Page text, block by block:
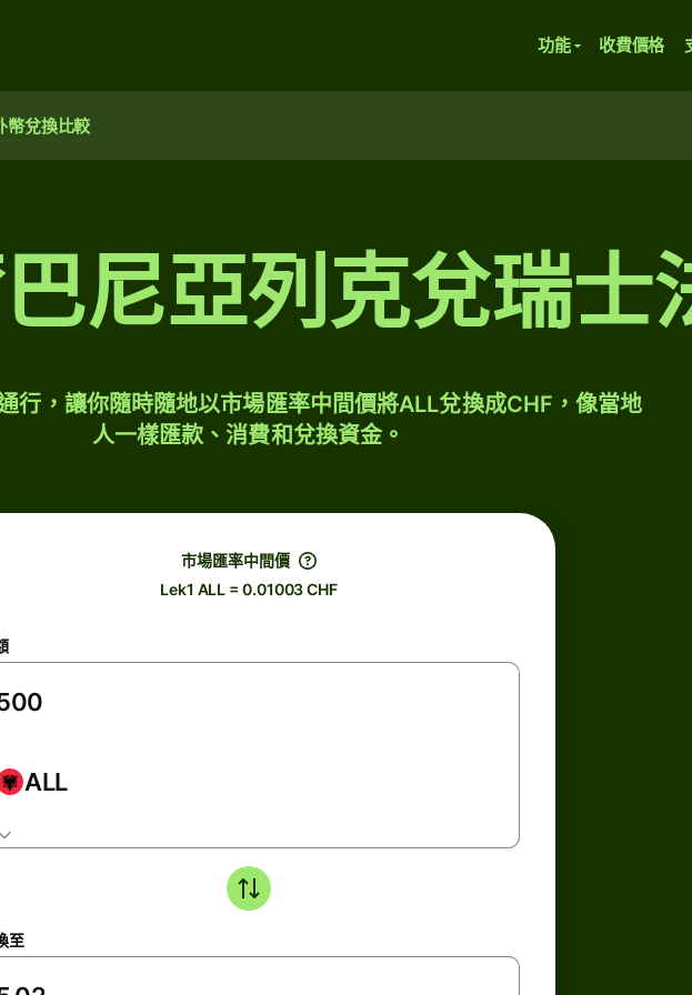
功能 收費價格
幣兌換比較
尼亞列克兌瑞士
行，讓你隨時隨地以市場匯率中間價將ALL兌換成CHF，像當地
人一樣匯款、消費和兌換資金。
市場匯率中間價
Lek1 ALL = 0.01003 CHF
ALL
至